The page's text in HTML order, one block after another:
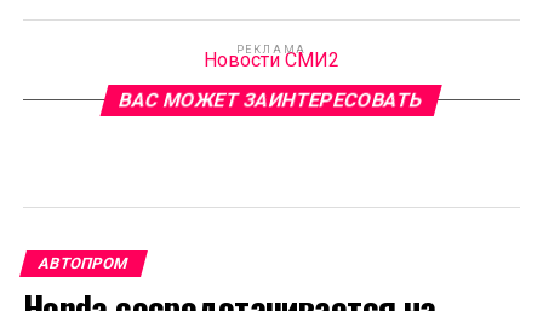
РЕКЛАМА
Новости СМИ2
ВАС МОЖЕТ ЗАИНТЕРЕСОВАТЬ
АВТОПРОМ